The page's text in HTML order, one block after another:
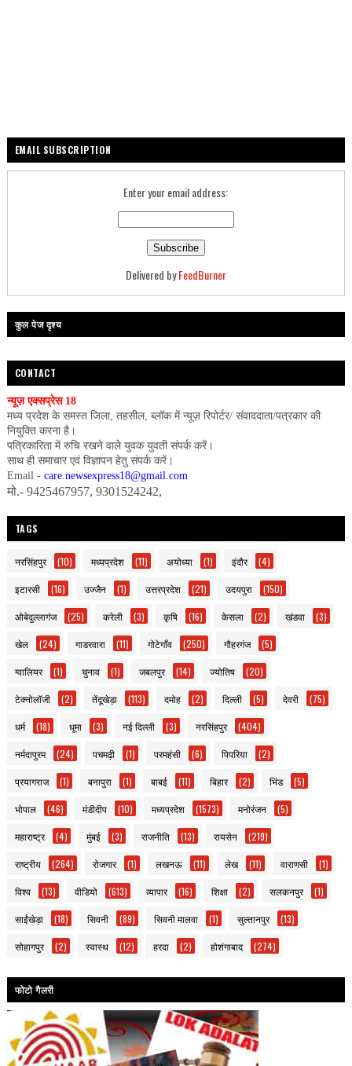
EMAIL SUBSCRIPTION
Enter your email address:
Delivered byFeedBurner
कुल पेज दृश्य
CONTACT
न्यूज़ एक्सप्रेस 18
मध्य प्रदेश के समस्त जिला, तहसील, ब्लॉक में न्यूज़ रिपोर्टर/ संवाददाता/पत्रकार की
नियुक्ति करना है।
पत्रिकारिता में रुचि रखने वाले युवक युवती संपर्क करें।
साथ ही समाचार एवं विज्ञापन हेतु संपर्क करें।
Email - care.newsexpress18@gmail.com
मो.- 9425467957, 9301524242,
TAGS
नरसिंहपुर (10) मध्यप्रदेश (11) अयोध्या (1) इंदौर (4)
इटारसी (16) उज्जैन (1) उत्तरप्रदेश (21) उदयपुरा (150)
ओबेदुल्लागंज (25) करेली (3) कृषि (16) केसला (2) खंडवा (3)
खेल (24) गाडरवारा (11) गोटेगाँव (250) गौहरगंज (5)
ग्वालियर (1) चुनाव (1) जबलपुर (14) ज्योतिष (20)
टेक्नोलॉजी (2) तेंदूखेड़ा (113) दमोह (2) दिल्ली (5) देवरी (75)
धर्म (18) धूमा (3) नई दिल्ली (3) नरसिंहपुर (404)
नर्मदापुरम (24) पचमढ़ी (1) परमहंसी (6) पिपरिया (2)
प्रयागराज (1) बनापुरा (1) बाबई (11) बिहार (2) भिंड (5)
भोपाल (46) मंडीदीप (10) मध्यप्रदेश (1573) मनोरंजन (5)
महाराष्ट्र (4) मुंबई (3) राजनीति (13) रायसेन (219)
राष्ट्रीय (264) रोजगार (1) लखनऊ (11) लेख (11) वाराणसी (1)
विश्व (13) वीडियो (613) व्यापार (16) शिक्षा (2) सलकनपुर (1)
साईंखेड़ा (18) सिवनी (89) सिवनी मालवा (1) सुल्तानपुर (13)
सोहागपुर (2) स्वास्थ (12) हरदा (2) होशंगाबाद (274)
फोटो गैलरी